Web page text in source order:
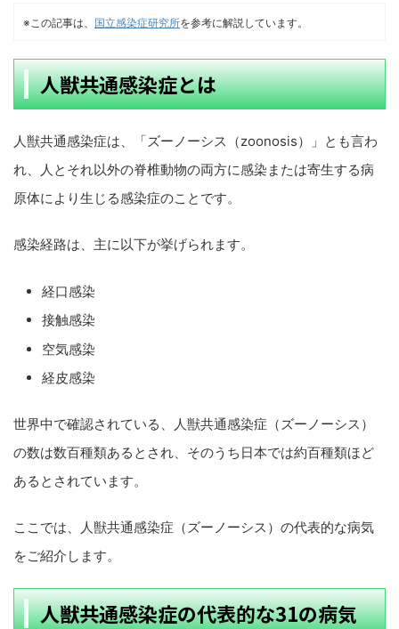
※この記事は、 国立感染症研究所を参考に解説しています。
人獣共通感染症とは
人獣共通感染症は、「ズーノーシス（zoonosis）」とも言わ
れ、人とそれ以外の脊椎動物の両方に感染または寄生する病
原体により生じる感染症のことです。
感染経路は、主に以下が挙げられます。
経口感染
接触感染
空気感染
経皮感染
世界中で確認されている、人獣共通感染症（ズーノーシス）
の数は数百種類あるとされ、そのうち日本では約百種類ほど
あるとされています。
ここでは、人獣共通感染症（ズーノーシス）の代表的な病気
をご紹介します。
人獣共通感染症の代表的な31の病気